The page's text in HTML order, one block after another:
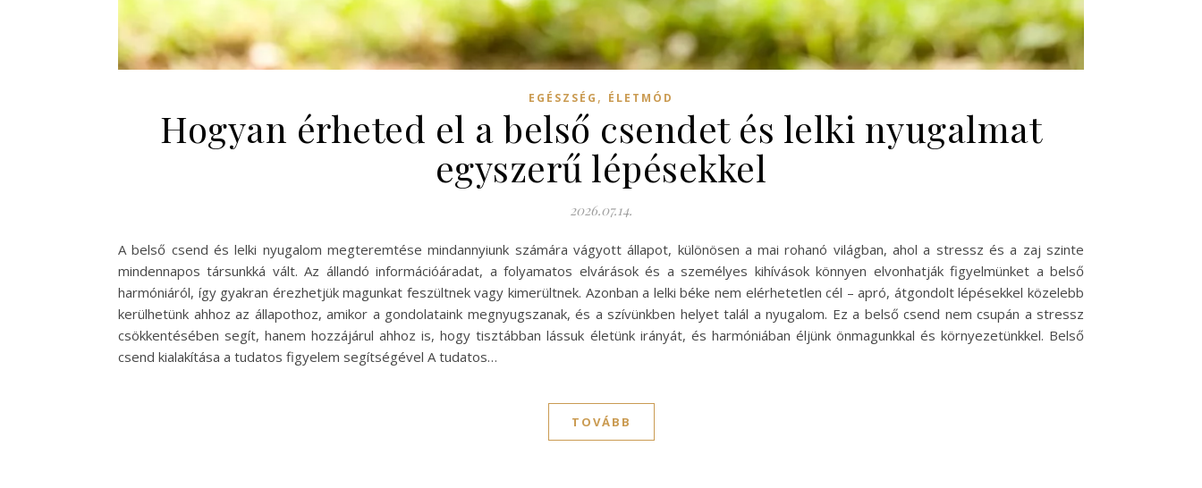
EGÉSZSÉG , ÉLETMÓD
Hogyan érheted el a belső csendet és lelki nyugalmat
egyszerű lépésekkel
2026.07.14.
A belső csend és lelki nyugalom megteremtése mindannyiunk számára vágyott állapot, különösen a mai rohanó világban, ahol a stressz és a zaj szinte
mindennapos társunkká vált. Az állandó információáradat, a folyamatos elvárások és a személyes kihívások könnyen elvonhatják figyelmünket a belső
harmóniáról, így gyakran érezhetjük magunkat feszültnek vagy kimerültnek. Azonban a lelki béke nem elérhetetlen cél – apró, átgondolt lépésekkel közelebb
kerülhetünk ahhoz az állapothoz, amikor a gondolataink megnyugszanak, és a szívünkben helyet talál a nyugalom. Ez a belső csend nem csupán a stressz
csökkentésében segít, hanem hozzájárul ahhoz is, hogy tisztábban lássuk életünk irányát, és harmóniában éljünk önmagunkkal és környezetünkkel. Belső
csend kialakítása a tudatos figyelem segítségével A tudatos…
TOVÁBB